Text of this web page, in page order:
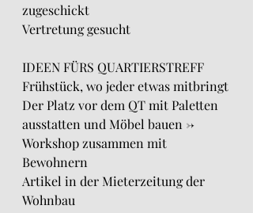
zugeschickt
Vertretung gesucht
IDEEN FÜRS QUARTIERSTREFF
Frühstück, wo jeder etwas mitbringt
Der Platz vor dem QT mit Paletten
ausstatten und Möbel bauen ->
Workshop zusammen mit
Bewohnern
Artikel in der Mieterzeitung der
Wohnbau